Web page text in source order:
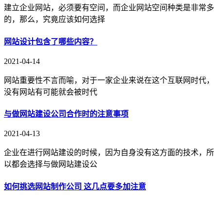
建立企业网站，必须要有空间，而企业网站空间种类是非常多
的，那么，究竟应该如何选择
网站设计包含了哪些内容？
2021-04-14
网站重要性不言而喻，对于一家企业来说在这个互联网时代，
没有网站有可能就会被时代
与做网站建设公司合作时的注意事项
2021-04-13
企业在进行网站建设的时候，因为自身没有这方面的技术，所
以都会选择与做网站建设公
如何挑选网站制作公司 这几点要多加注意